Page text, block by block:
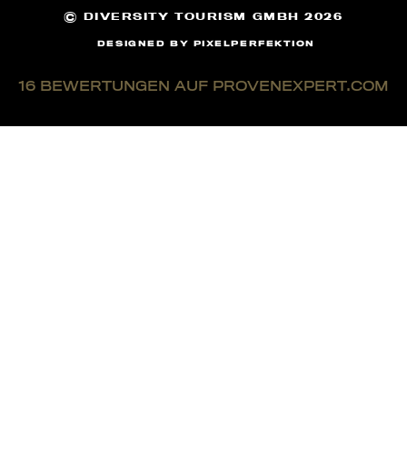
© DIVERSITY TOURISM GMBH 2026
DESIGNED BY PIXELPERFEKTION
TOMONTOUR
16 BEWERTUNGEN AUF PROVENEXPERT.COM